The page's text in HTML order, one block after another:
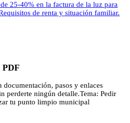
25-40% en la factura de la luz para
de renta y situación familiar.
PDF
pasos y enlaces
perderte ningún detalle.Tema: Pedir
tu punto limpio municipal